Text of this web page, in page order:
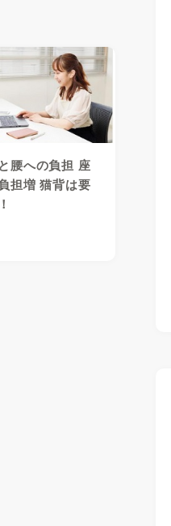
腰への負担 座
担増 猫背は要